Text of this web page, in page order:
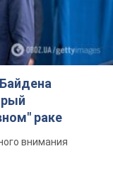
раке
внимания